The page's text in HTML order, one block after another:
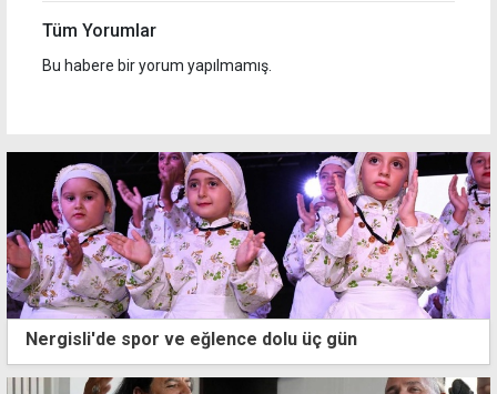
Tüm Yorumlar
Bu habere bir yorum yapılmamış.
Nergisli'de spor ve eğlence dolu üç gün